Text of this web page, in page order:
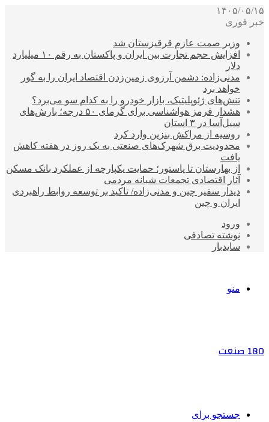
۱۴۰۵/۰۵/۱۵
خبر فوری
وزیر صمت عازم قرقیزستان شد
افزایش حجم تجارت بین ایران و پاکستان به رقم ۱۰ میلیارد
دلار
مدنی‌زاده: دشمن آرزوی زمین‌زدن اقتصاد ایران را به گور
خواهد برد
تنش‌های ژئوپلیتیک، بازار خودرو را به کدام سو می‌برد؟
هشدار قرمز هواشناسی برای گرمای ۵۰ درجه؛ بارش‌های
سیل‌آسا در ۳ استان
روسیه از مراکش بنزین وارد کرد
محدودیت برق شهرک‌های صنعتی به یک روز در هفته کاهش
یافت
از بهارستان تا پاستور؛ حمایت یکپارچه از عملکرد بانک مسکن
آثار اقتصادی تجمعات شبانه مردمی
دیدار سفیر چین و مدنی‌زاده/ تاکید بر توسعه روابط راهبردی
ایران و چین
ورود
نوشته تصادفی
سایدبار
منو
180 صنعت
جستجو برای